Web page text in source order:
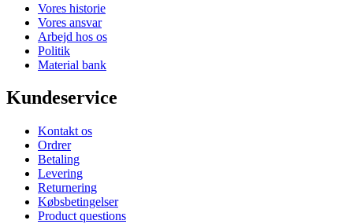
Vores historie
Vores ansvar
Arbejd hos os
Politik
Material bank
Kundeservice
Kontakt os
Ordrer
Betaling
Levering
Returnering
Købsbetingelser
Product questions